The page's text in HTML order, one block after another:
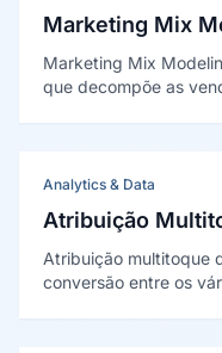
Marketing Mix
Marketing Mix
que decompõe as
Analytics & Data
Atribuição
Atribuição multitoque
conversão entre os